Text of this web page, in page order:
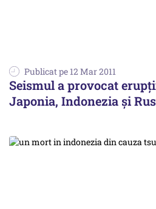
Publicat pe 12 Mar 2011
Seismul a provocat
Japonia, Indonezia şi